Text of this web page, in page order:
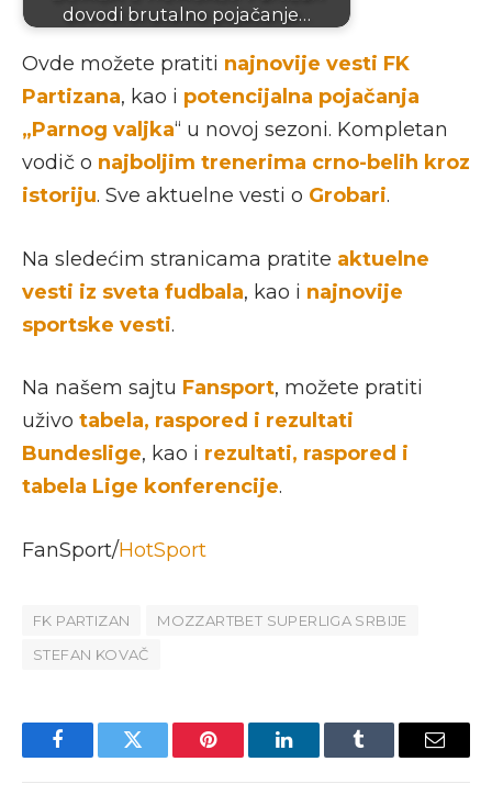
dovodi brutalno pojačanje…
Ovde možete pratiti najnovije vesti FK
Partizana, kao i potencijalna pojačanja
„Parnog valjka“ u novoj sezoni. Kompletan
vodič o najboljim trenerima crno-belih kroz
istoriju. Sve aktuelne vesti o Grobari.
Na sledećim stranicama pratite aktuelne
vesti iz sveta fudbala, kao i najnovije
sportske vesti.
Na našem sajtu Fansport, možete pratiti
uživo tabela, raspored i rezultati
Bundeslige, kao i rezultati, raspored i
tabela Lige konferencije.
FanSport/HotSport
FK PARTIZAN
MOZZARTBET SUPERLIGA SRBIJE
STEFAN KOVAČ
FacebookTwitter Pinterest LinkedInTumblr Email